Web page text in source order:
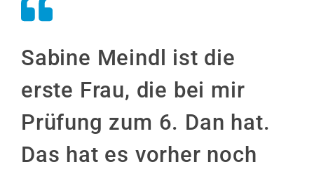
Sabine Meindl ist die
erste Frau, die bei mir
Prüfung zum 6. Dan hat.
Das hat es vorher noch